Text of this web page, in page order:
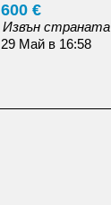
600 €
Извън страната
29 Май в 16:58